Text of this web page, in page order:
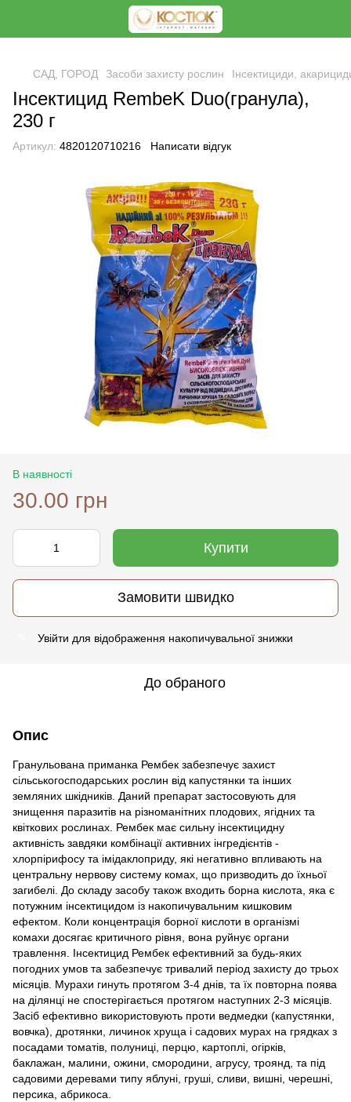
САД, ГОРОД Засоби захисту рослин Інсектициди,
Інсектицид RembeK Duo(гранула),
230 г
Артикул: 4820120710216 Написати відгук
В наявності
30.00 грн
Купити
Замовити швидко
Увійти для відображення накопичувальної знижки
До обраного
Опис
Гранульована приманка Рембек забезпечує захист
сільськогосподарських рослин від капустянки та інших
земляних шкідників. Даний препарат застосовують для
знищення паразитів на різноманітних плодових, ягідних та
квіткових рослинах. Рембек має сильну інсектицидну
активність завдяки комбінації активних інгредієнтів -
хлорпірифосу та імідаклоприду, які негативно впливають на
центральну нервову систему комах, що призводить до їхньої
загибелі. До складу засобу також входить борна кислота, яка є
потужним інсектицидом із накопичувальним кишковим
ефектом. Коли концентрація борної кислоти в організмі
комахи досягає критичного рівня, вона руйнує органи
травлення. Інсектицид Рембек ефективний за будь-яких
погодних умов та забезпечує тривалий період захисту до трьох
місяців. Мурахи гинуть протягом 3-4 днів, та їх повторна поява
на ділянці не спостерігається протягом наступних 2-3 місяців.
Засіб ефективно використовують проти ведмедки (капустянки,
вовчка), дротянки, личинок хруща і садових мурах на грядках з
посадами томатів, полуниці, перцю, картоплі, огірків,
баклажан, малини, ожини, смородини, агрусу, троянд, та під
садовими деревами типу яблуні, груші, сливи, вишні, черешні,
персика, абрикоса.